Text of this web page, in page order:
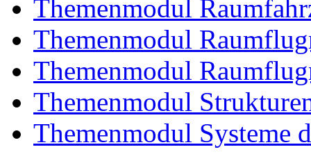
Themenmodul
Themenmodul
Themenmodul
Themenmodul
Themenmodul Systeme